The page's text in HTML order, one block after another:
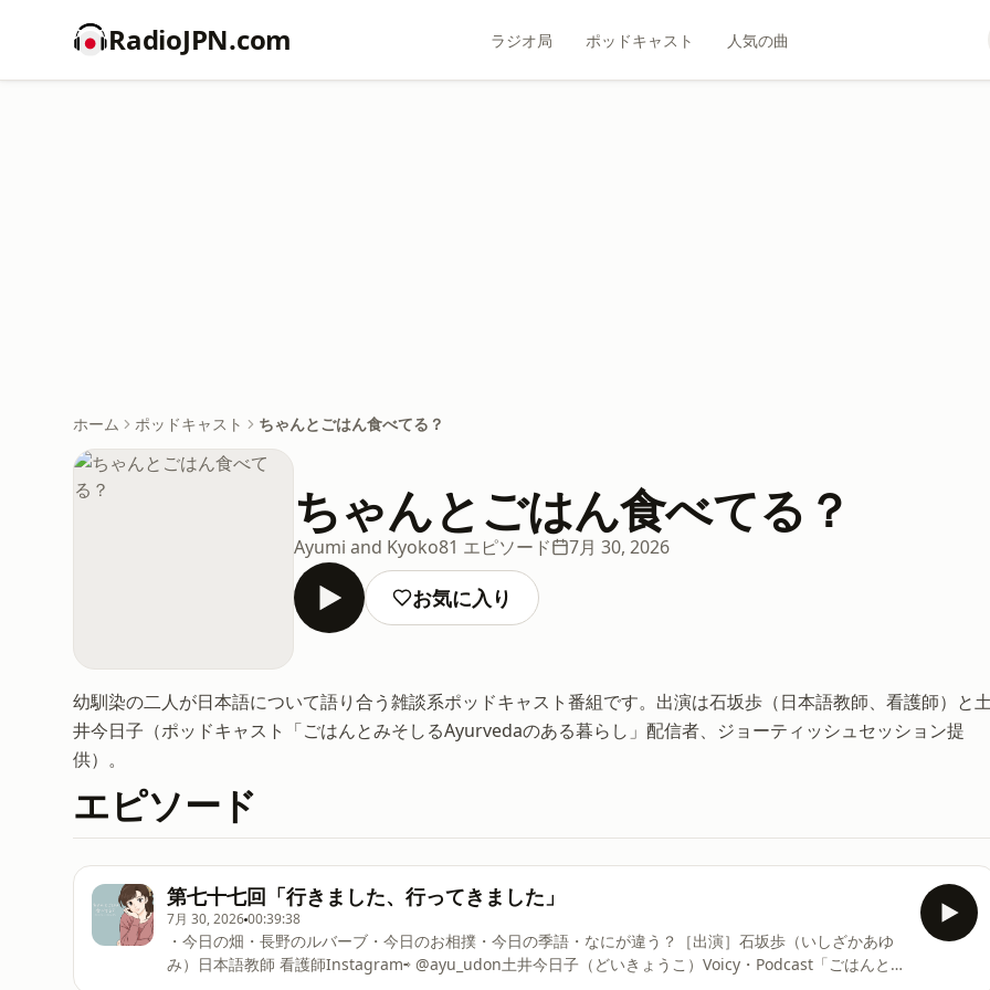
RadioJPN.com ラジオ局 ポッドキャスト 人気の曲
ホーム ポッドキャスト ちゃんとごはん食べてる？
ちゃんとごはん食べてる？
Ayumi and Kyoko81 エピソード 7月 30, 2026
お気に入り
幼馴染の二人が日本語について語り合う雑談系ポッドキャスト番組です。出演は石坂歩（日本語教師、看護師）と
井今日子（ポッドキャスト「ごはんとみそしるAyurvedaのある暮らし」配信者、ジョーティッシュセッション提
供）。
エピソード
第七十七回「行きました、行ってきました」
7月 30, 202600:39:38
・今日の畑・長野のルバーブ・今日のお相撲・今日の季語・なにが違う？［出演］石坂歩（いしざかあゆ
み）日本語教師 看護師Instagram⇨ ⁠⁠⁠⁠⁠⁠⁠⁠⁠⁠⁠⁠⁠⁠⁠⁠⁠⁠⁠⁠⁠⁠⁠⁠⁠⁠⁠⁠⁠⁠⁠⁠⁠⁠⁠⁠⁠⁠⁠⁠⁠⁠⁠⁠⁠⁠⁠⁠@ayu_udon⁠⁠⁠⁠⁠⁠⁠⁠⁠⁠⁠⁠⁠⁠⁠⁠⁠⁠⁠⁠⁠⁠⁠⁠⁠⁠⁠⁠⁠⁠⁠⁠⁠⁠⁠⁠⁠⁠⁠⁠⁠⁠⁠⁠⁠⁠⁠⁠土井今日子（どいきょうこ）Voicy・Podcast「ごはんとみ